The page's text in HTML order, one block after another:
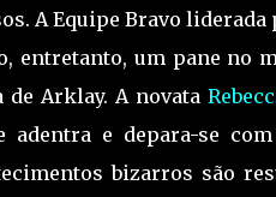
A Equipe Bravo liderada
entretanto, um pane no
de Arklay. A novata
adentra e depara-se
bizarros são